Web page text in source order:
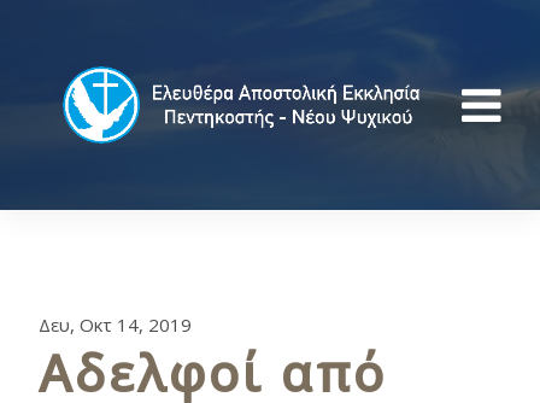
Δευ, Οκτ 14, 2019
Αδελφοί από